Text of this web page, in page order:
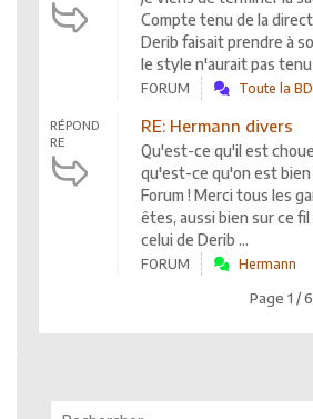
Compte tenu de la
Derib faisait prendre à
le style n'aurait pas tenu
FORUM Toute la BD
RÉPOND
RE
RE: Hermann divers
Qu'est-ce qu'il est
qu'est-ce qu'on est bien
Forum ! Merci tous les
êtes, aussi bien sur ce
celui de Derib ...
FORUM Hermann
Page 1 /